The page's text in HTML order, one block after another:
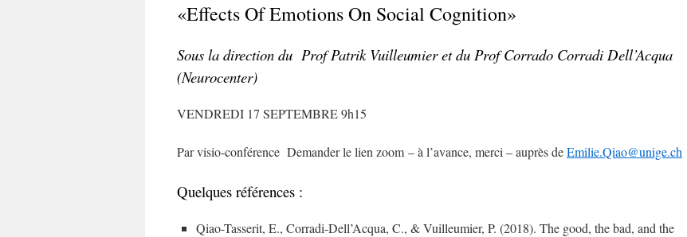
«Effects Of Emotions On Social Cognition»
Sous la direction du Prof Patrik Vuilleumier et du Prof Corrado Corradi Dell’Acqua
(Neurocenter)
VENDREDI 17 SEPTEMBRE 9h15
Par visio-conférence Demander le lien zoom – à l’avance, merci – auprès deEmilie.Qiao@unige.ch
Quelques références :
Qiao-Tasserit, E., Corradi-Dell’Acqua, C., & Vuilleumier, P. (2018). The good, the bad, and the